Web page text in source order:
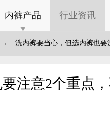
内裤产品 行业资讯
→ 洗内裤要当心，但选内裤也
注意2个重点